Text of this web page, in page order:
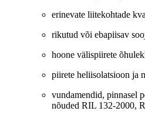
erinevate liitekohtade
rikutud või ebapiisav
hoone välispiirete
piirete heliisolatsioon ja
vundamendid, pinnasel
nõuded RIL 132-2000,